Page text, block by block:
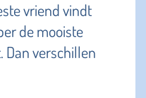
vriend vindt
de mooiste
verschillen